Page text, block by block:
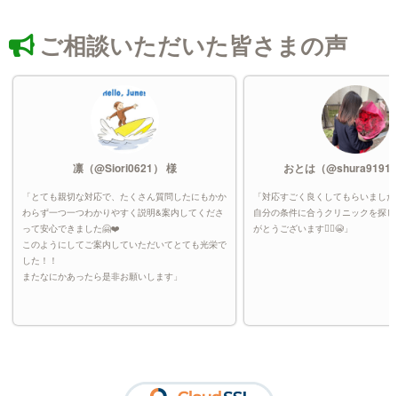
ご相談いただいた皆さまの声
凛（@Siori0621） 様
「とても親切な対応で、たくさん質問したにもかか
わらず一つ一つわかりやすく説明&案内してくださ
って安心できました🤗❤️
このようにしてご案内していただいてとても光栄で
した！！
またなにかあったら是非お願いします」
おとは（
「対応すごく良くしてもらいました
自分の条件に合うクリニックを探
がとうございます🙇‍♀️😭」